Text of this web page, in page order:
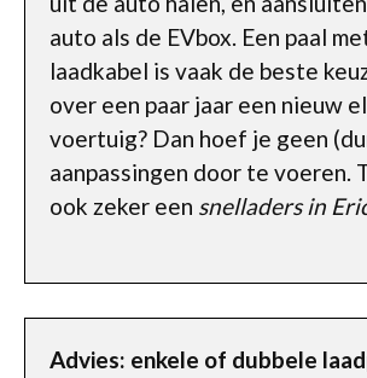
auto als de EVbox. Een paal
laadkabel is vaak de beste
over een paar jaar een nieuw
voertuig? Dan hoef je geen
aanpassingen door te voeren.
ook zeker een snelladers in
Advies: enkele of dubbele